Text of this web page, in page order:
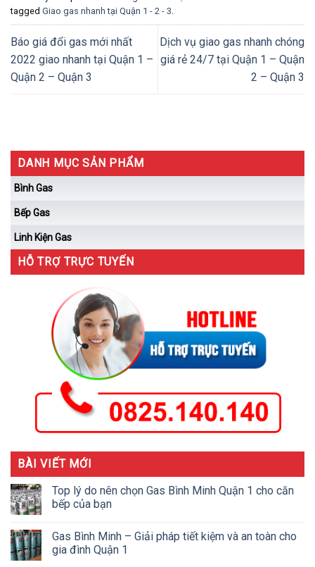
tagged Giao gas nhanh tại Quận 1 - 2 - 3.
Báo giá đổi gas mới nhất
2022 giao nhanh tại Quận 1 –
Quận 2 – Quận 3
Dịch vụ giao gas nhanh chóng
giá rẻ 24/7 tại Quận 1 – Quận
2 – Quận 3
DANH MỤC SẢN PHẨM
Bình Gas
Bếp Gas
Linh Kiện Gas
HỖ TRỢ TRỰC TUYẾN
BÀI VIẾT MỚI
Top lý do nên chọn Gas Bình Minh Quận 1 cho căn
bếp của bạn
Gas Bình Minh – Giải pháp tiết kiệm và an toàn cho
gia đình Quận 1